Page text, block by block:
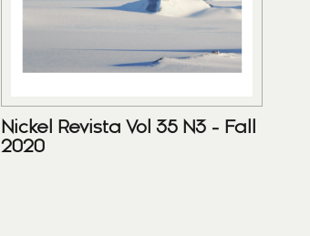
Nickel Revista Vol 35 N3 - Fall
2020